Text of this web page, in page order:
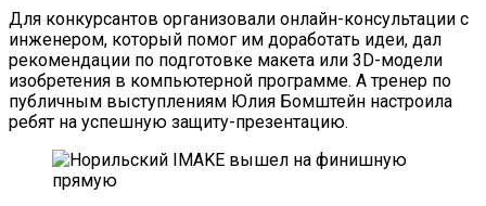
Для конкурсантов организовали онлайн-консультации с
инженером, который помог им доработать идеи, дал
рекомендации по подготовке макета или 3D-модели
изобретения в компьютерной программе. А тренер по
публичным выступлениям Юлия Бомштейн настроила
ребят на успешную защиту-презентацию.